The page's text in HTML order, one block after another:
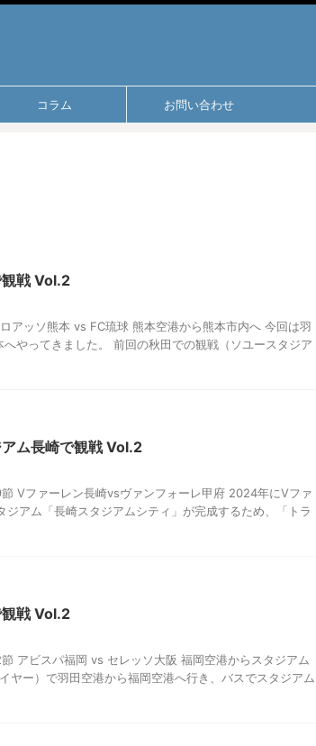
コラム お問い合わせ
戦 Vol.2
アッソ熊本 vs FC琉球 熊本空港から熊本市内へ 今回は羽
やってきました。 前回の秋田での観戦（ソユースタジア
ム長崎で観戦 Vol.2
Vファーレン長崎vsヴァンフォーレ甲府 2024年にVファ
ジアム「長崎スタジアムシティ」が完成するため、「トラ
戦 Vol.2
アビスパ福岡 vs セレッソ大阪 福岡空港からスタジアム
ヤー）で羽田空港から福岡空港へ行き、バスでスタジアム